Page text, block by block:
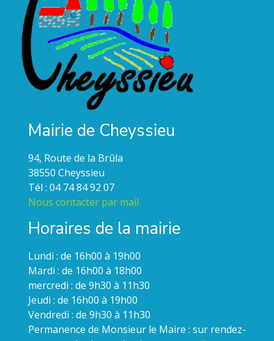
Mairie de Cheyssieu
94, Route de la Brûla
38550 Cheyssieu
Tél : 04 74 84 92 07
Nous contacter par mail
Horaires de la mairie
Lundi : de 16h00 à 19h00
Mardi : de 16h00 à 18h00
mercredi : de 9h30 à 11h30
Jeudi : de 16h00 à 19h00
Vendredi : de 9h30 à 11h30
Permanence de Monsieur le Maire : sur rendez-